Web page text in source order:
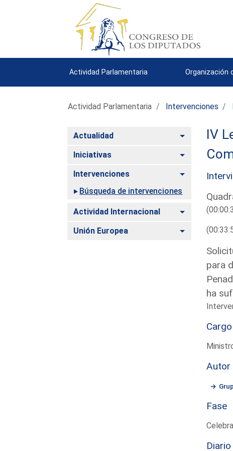
Actividad Parlamentaria Organización
Actividad Parlamentaria Intervenciones
Actualidad Alternar
Iniciativas Alternar
Intervenciones
Alternar
Búsqueda de intervenciones
Actividad Internacional Alternar
Unión Europea Alternar
IV
para
ha
Cargo
Autor
Fase